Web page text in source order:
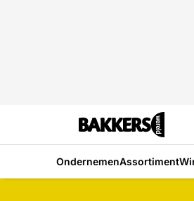
OndernemenAssortiment